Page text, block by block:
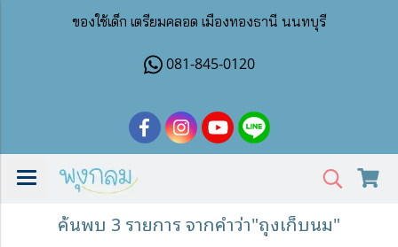
ของใช้เด็ก เตรียมคลอด เมืองทองธานี นนทบุรี
081-845-0120
ค้นพบ 3 รายการ จากคำว่า"ถุงเก็บนม"